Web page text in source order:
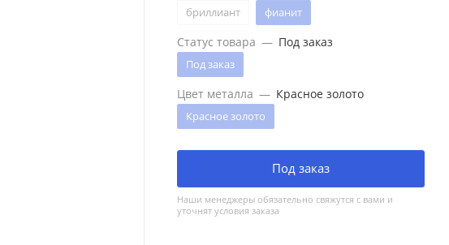
бриллиант фианит
Статус товара — Под заказ
Под заказ
Цвет металла — Красное золото
Красное золото
Под заказ
Наши менеджеры обязательно свяжутся с вами и
уточнят условия заказа